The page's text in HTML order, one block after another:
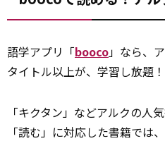
語学アプリ「booco」なら、
タイトル以上が、学習し放題！
「キクタン」などアルクの人
「読む」に対応した書籍では